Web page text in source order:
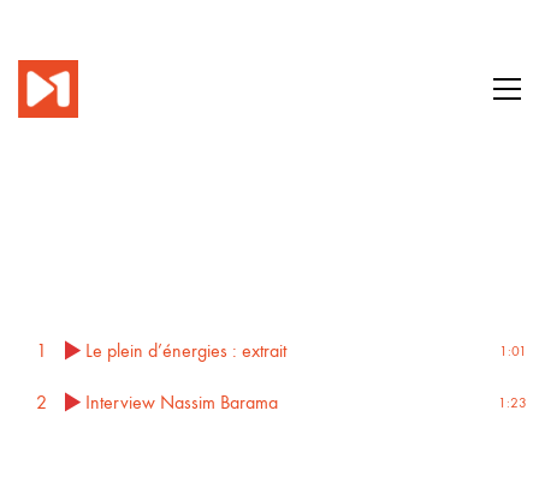
1 Le plein d’énergies : extrait 1:01
2 Interview Nassim Barama 1:23